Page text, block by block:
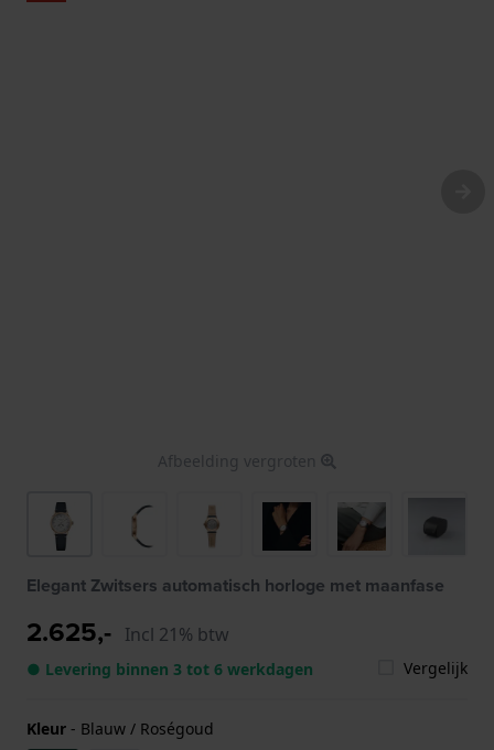
Afbeelding vergroten
Elegant Zwitsers automatisch horloge met maanfase
2.625,- Incl 21% btw
● Levering binnen 3 tot 6 werkdagen Vergelijk
Kleur - Blauw / Roségoud